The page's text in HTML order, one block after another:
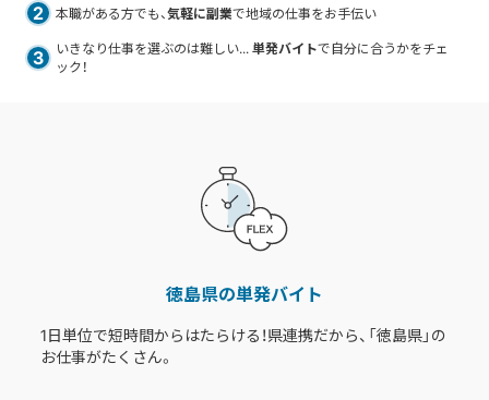
2 本職がある方でも、 気軽に副業で地域の仕事をお手伝い
3 いきなり仕事を選ぶのは難しい... 単発バイトで自分に合うかをチェ
ック！
徳島県の単発バイト
1日単位で短時間からはたらける！県連携だから、「徳島県」の
お仕事がたくさん。